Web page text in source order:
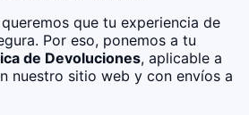
queremos que tu experiencia de
Por eso, ponemos a tu
de Devoluciones, aplicable a
nuestro sitio web y con envíos a